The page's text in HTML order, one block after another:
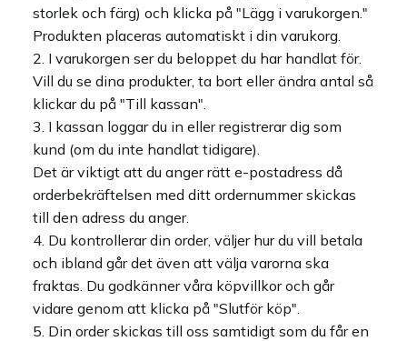
storlek och färg) och klicka på "Lägg i varukorgen."
Produkten placeras automatiskt i din varukorg.
I varukorgen ser du beloppet du har handlat för.
Vill du se dina produkter, ta bort eller ändra antal så
klickar du på "Till kassan".
I kassan loggar du in eller registrerar dig som
kund (om du inte handlat tidigare).
Det är viktigt att du anger rätt e-postadress då
orderbekräftelsen med ditt ordernummer skickas
till den adress du anger.
Du kontrollerar din order, väljer hur du vill betala
och ibland går det även att välja varorna ska
fraktas. Du godkänner våra köpvillkor och går
vidare genom att klicka på "Slutför köp".
Din order skickas till oss samtidigt som du får en